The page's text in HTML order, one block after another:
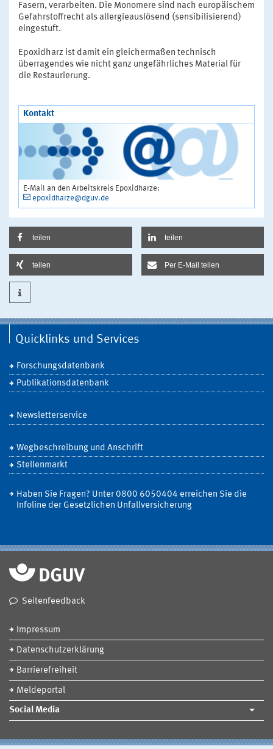
Fasern, verarbeiten. Die Monomere sind nach europäischem
Gefahrstoffrecht als allergieauslösend (sensibilisierend)
eingestuft.
Epoxidharz ist damit ein gleichermaßen technisch
überragendes wie nicht ganz ungefährliches Material für
die Restaurierung.
Kontakt
E-Mail an den Arbeitskreis Epoxidharze:
epoxidharze@dguv.de
teilen teilen
teilen Per E-Mail teilen
Quicklinks und Services
Forschungsdatenbank
Publikationsdatenbank
Newsletterservice
Wegbeschreibung und Anschrift
Stellenmarkt
Haben Sie Fragen? Unter 0800 6050404 erreichen Sie die
Infoline der Gesetzlichen Unfallversicherung
Seitenfeedback
Impressum
Datenschutzerklärung
Barrierefreiheit
Meldeportal
Social Media